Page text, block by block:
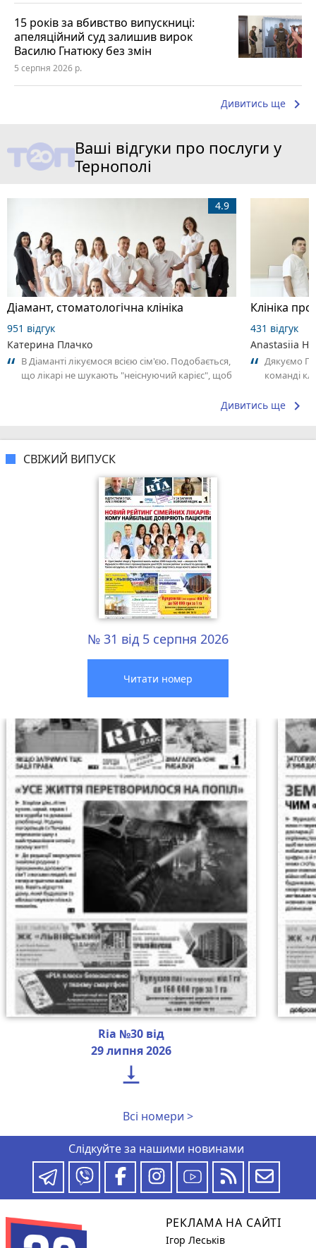
15 років за вбивство випускниці:
апеляційний суд залишив вирок
Василю Гнатюку без змін
5 серпня 2026 р.
Дивитись ще keyboard_arrow_right
Ваші відгуки про послуги у
Тернополі
Діамант, стоматологічна клініка
4.9
951 відгук
Катерина Плачко
В Діаманті лікуємося всією сім'єю. Подобається,
що лікарі не шукають "неіснуючий карієс", щоб
431 відгук
Anastasiia
Дякуємо
команді
Дивитись ще keyboard_arrow_right
СВІЖИЙ ВИПУСК
№ 31 від 5 серпня 2026
Читати номер
Ria №30 від
29 липня 2026

Всі номери >
Слідкуйте за нашими новинами
РЕКЛАМА НА САЙТІ
Ігор Леськів